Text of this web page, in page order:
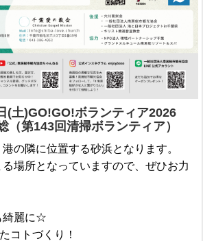
(土)GO!GO!ボランティア2026
（第143回清掃ボランティア）
の隣に位置する砂浜となります。
場所となっていますので、ぜひお力
綺麗に☆
コトづくり！